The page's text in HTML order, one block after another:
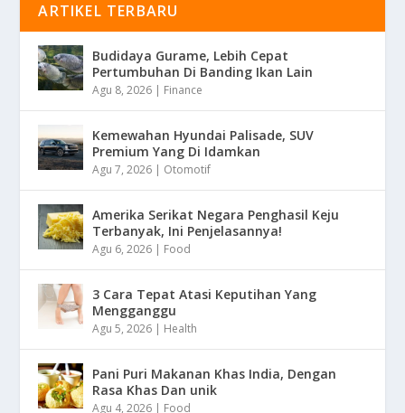
ARTIKEL TERBARU
Budidaya Gurame, Lebih Cepat
Pertumbuhan Di Banding Ikan Lain
Agu 8, 2026 Finance
Kemewahan Hyundai Palisade, SUV
Premium Yang Di Idamkan
Agu 7, 2026 Otomotif
Amerika Serikat Negara Penghasil Keju
Terbanyak, Ini Penjelasannya!
Agu 6, 2026 Food
3 Cara Tepat Atasi Keputihan Yang
Mengganggu
Agu 5, 2026 Health
Pani Puri Makanan Khas India, Dengan
Rasa Khas Dan unik
Agu 4, 2026 Food